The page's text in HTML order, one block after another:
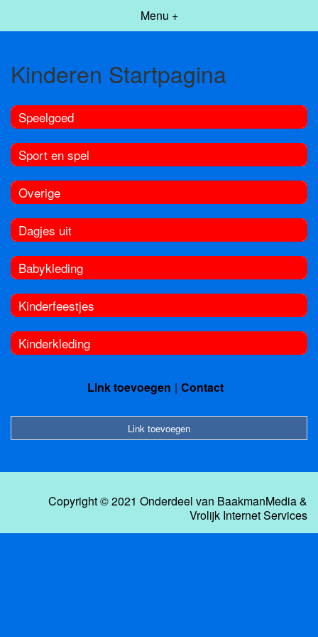
Menu +
Kinderen Startpagina
Speelgoed
Sport en spel
Overige
Dagjes uit
Babykleding
Kinderfeestjes
Kinderkleding
Link toevoegen Contact
Link toevoegen
Copyright © 2021 Onderdeel van BaakmanMedia&
Vrolijk Internet Services